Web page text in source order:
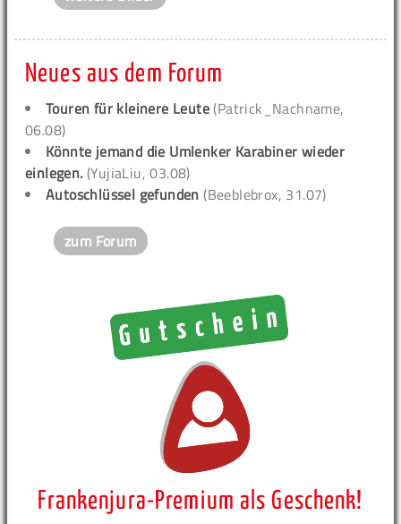
Neues aus dem Forum
Touren für kleinere Leute (Patrick_Nachname,
06.08)
Könnte jemand die Umlenker Karabiner wieder
einlegen. (YujiaLiu, 03.08)
Autoschlüssel gefunden (Beeblebrox, 31.07)
zum Forum
Frankenjura-Premium als Geschenk!